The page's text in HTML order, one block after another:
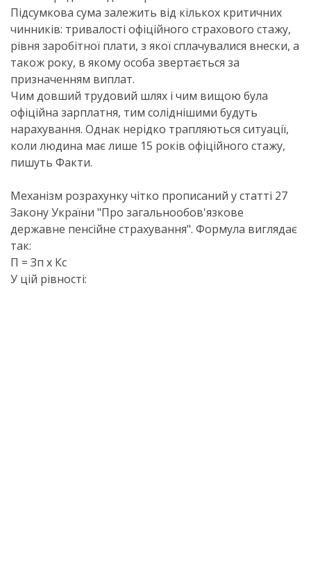
Підсумкова сума залежить від кількох критичних
чинників: тривалості офіційного страхового стажу,
рівня заробітної плати, з якої сплачувалися внески, а
також року, в якому особа звертається за
призначенням виплат.
Чим довший трудовий шлях і чим вищою була
офіційна зарплатня, тим соліднішими будуть
нарахування. Однак нерідко трапляються ситуації,
коли людина має лише 15 років офіційного стажу,
пишуть Факти.
Механізм розрахунку чітко прописаний у статті 27
Закону України "Про загальнообов'язкове
державне пенсійне страхування". Формула виглядає
так:
П = Зп х Кс
У цій рівності: